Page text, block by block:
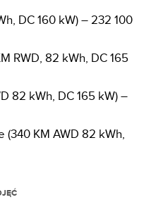
DC 160 kW) – 232 100
RWD, 82 kWh, DC 165
82 kWh, DC 165 kW) –
KM AWD 82 kWh,